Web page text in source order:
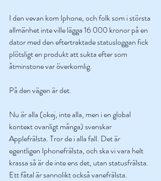
I den vevan kom Iphone, och folk som i största
allmänhet inte ville lägga 16 000 kronor på en
dator med den eftertraktade statusloggan fick
plötsligt en produkt att sukta efter som
åtminstone var överkomlig.
På den vägen är det.
Nu är alla (okej, inte alla, men i en global
kontext ovanligt många) svenskar
Applefrälsta. Tror de i alla fall. Det är
egentligen Iphonefrälsta, och ska vi vara helt
krassa så är de inte ens det, utan statusfrälsta.
Ett fåtal är sannolikt också vanefrälsta.